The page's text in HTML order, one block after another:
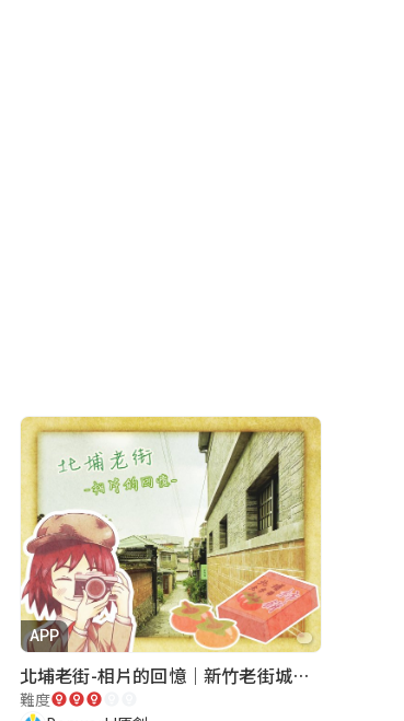
APP
北埔老街-相片的回憶｜新竹老街城市解謎
難度